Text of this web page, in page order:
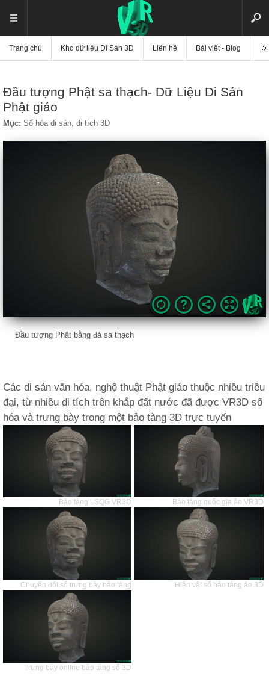
Trang chủ Kho dữ liệu Di Sản 3D Liên hệ Bài viết - Blog
Đầu tượng Phật sa thạch- Dữ Liệu Di Sản
Phật giáo
Mục: Số hóa di sản, di tích 3D
Đầu tượng Phật bằng đá sa thạch
Các di sản văn hóa, nghệ thuật Phật giáo thuộc nhiều triều
đại, từ nhiều di tích trên khắp đất nước đã được VR3D số
hóa và trưng bày trong một bảo tàng 3D trực tuyến
Bảo tàng LSQG VR3D Bảo tàng quốc gia ảo VR3D
Chuyển đổi số trưng bày bảo tàng Hiện vật số bảo tàng ảo 3D
Trưng bày online bảo tàng số 3D